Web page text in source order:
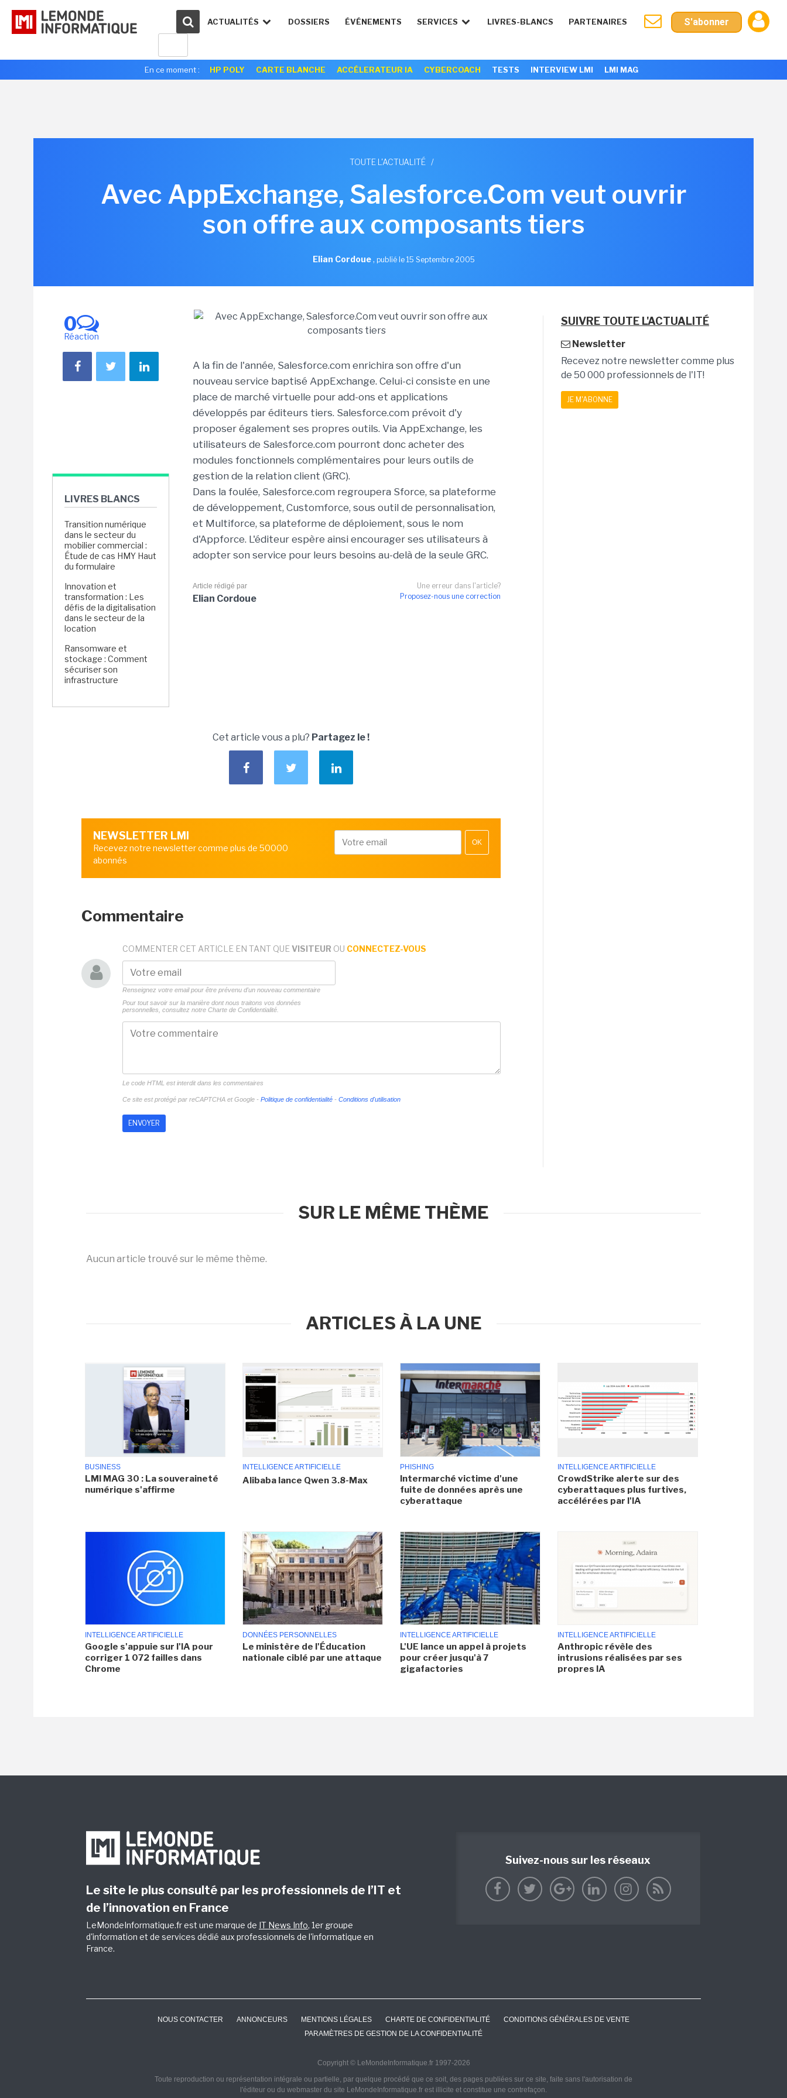
ACTUALITÉS DOSSIERS ÉVÉNEMENTS SERVICES LIVRES-BLANCS PARTENAIRES S'abonner
En ce moment : HP POLY CARTE BLANCHE ACCÉLERATEUR IA CYBERCOACH TESTS INTERVIEW LMI LMI MAG
TOUTE L'ACTUALITÉ /
Avec AppExchange, Salesforce.Com veut ouvrir
son offre aux composants tiers
Elian Cordoue, publié le 15 Septembre 2005
0
Réaction
LIVRES BLANCS
Transition numérique
dans le secteur du
mobilier commercial :
Étude de cas HMY Haut
du formulaire
Innovation et
transformation : Les
défis de la digitalisation
dans le secteur de la
location
Ransomware et
stockage : Comment
sécuriser son
infrastructure
A la fin de l'année, Salesforce.com enrichira son offre d'un
nouveau service baptisé AppExchange. Celui-ci consiste en une
place de marché virtuelle pour add-ons et applications
développés par éditeurs tiers. Salesforce.com prévoit d'y
proposer également ses propres outils. Via AppExchange, les
utilisateurs de Salesforce.com pourront donc acheter des
modules fonctionnels complémentaires pour leurs outils de
gestion de la relation client (GRC).
Dans la foulée, Salesforce.com regroupera Sforce, sa plateforme
de développement, Customforce, sous outil de personnalisation,
et Multiforce, sa plateforme de déploiement, sous le nom
d'Appforce. L'éditeur espère ainsi encourager ses utilisateurs à
adopter son service pour leurs besoins au-delà de la seule GRC.
Une erreur dans l'article?
Proposez-nous une correction
Article rédigé par
Elian Cordoue
Cet article vous a plu? Partagez le !
NEWSLETTER LMI
Recevez notre newsletter comme plus de 50000
abonnés
OK
Commentaire
COMMENTER CET ARTICLE EN TANT QUE VISITEUR OU CONNECTEZ-VOUS
Renseignez votre email pour être prévenu d'un nouveau commentaire
Pour tout savoir sur la manière dont nous traitons vos données
personnelles, consultez notre Charte de Confidentialité.
Le code HTML est interdit dans les commentaires
Ce site est protégé par reCAPTCHA et Google - Politique de confidentialité - Conditions d'utilisation
SUIVRE TOUTE L'ACTUALITÉ
Newsletter
Recevez notre newsletter comme plus
de 50 000 professionnels de l'IT!
JE M'ABONNE
SUR LE MÊME THÈME
Aucun article trouvé sur le même thème.
ARTICLES À LA UNE
BUSINESS
LMI MAG 30 : La souveraineté
numérique s'affirme
INTELLIGENCE ARTIFICIELLE
Alibaba lance Qwen 3.8-Max
PHISHING
Intermarché victime d'une
fuite de données après une
cyberattaque
INTELLIGENCE ARTIFICIELLE
CrowdStrike alerte sur des
cyberattaques plus furtives,
accélérées par l'IA
INTELLIGENCE ARTIFICIELLE
Google s'appuie sur l'IA pour
corriger 1 072 failles dans
Chrome
DONNÉES PERSONNELLES
Le ministère de l'Éducation
nationale ciblé par une attaque
INTELLIGENCE ARTIFICIELLE
L'UE lance un appel à projets
pour créer jusqu'à 7
gigafactories
INTELLIGENCE ARTIFICIELLE
Anthropic révèle des
intrusions réalisées par ses
propres IA
Le site le plus consulté par les professionnels de l’IT et
de l’innovation en France
LeMondeInformatique.fr est une marque de IT News Info, 1er groupe
d'information et de services dédié aux professionnels de l'informatique en
France.
Suivez-nous sur les réseaux
NOUS CONTACTER ANNONCEURS MENTIONS LÉGALES CHARTE DE CONFIDENTIALITÉ
CONDITIONS GÉNÉRALES DE VENTE
PARAMÈTRES DE GESTION DE LA CONFIDENTIALITÉ
Copyright © LeMondeInformatique.fr 1997-2026
Toute reproduction ou représentation intégrale ou partielle, par quelque procédé que ce soit, des pages publiées sur ce site, faite sans l'autorisation de
l'éditeur ou du webmaster du site LeMondeInformatique.fr est illicite et constitue une contrefaçon.